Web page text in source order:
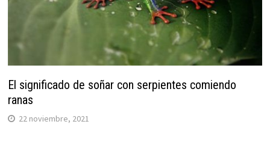
El significado de soñar con serpientes comiendo
ranas
22 noviembre, 2021